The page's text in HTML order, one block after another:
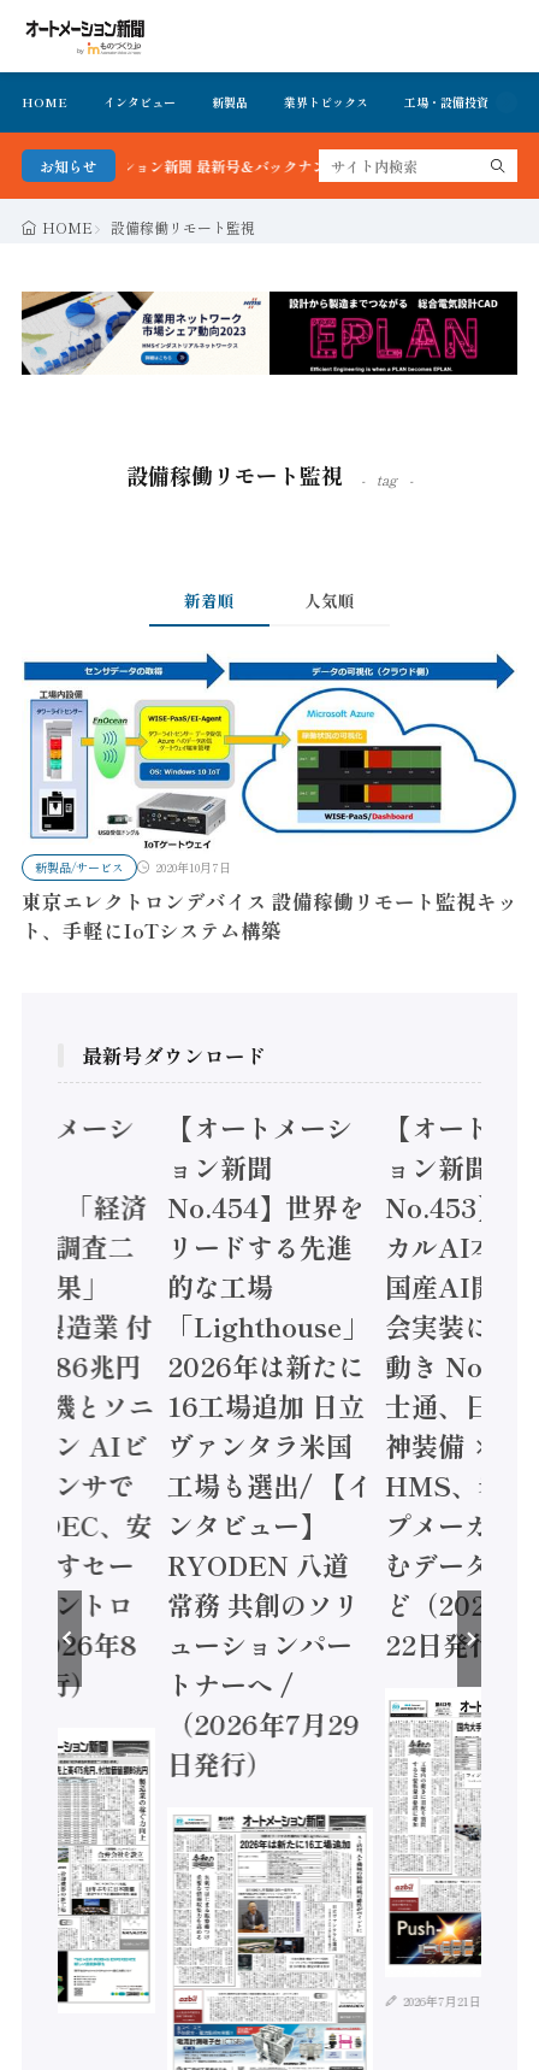
HOME インタビュー 新製品 業界トピックス 工場・設備投資
お知らせ
ートメーション新聞 最新号＆バックナンバーを無料で公開中 詳細はこちら
HOME 設備稼働リモート監視
設備稼働リモート監視 tag
新着順 人気順
新製品/サービス 2020年10月7日
東京エレクトロンデバイス 設備稼働リモート監視キッ
ト、手軽にIoTシステム構築
最新号ダウンロード
トメーシ
】「経済
態調査二
結果」
年製造業 付
額86兆円
電機とソニ
コン AIビ
センサで
/ IDEC、安
かすセー
コントロ
2026年8
発行）
【オートメーシ
ョン新聞
No.454】世界を
リードする先進
的な工場
「Lighthouse」
2026年は新たに
16工場追加 日立
ヴァンタラ米国
工場も選出/ 【イ
ンタビュー】
RYODEN 八道
常務 共創のソリ
ューションパー
トナーへ /
（2026年7月29
日発行）
【オートメ
ョン新聞
No.453】フ
カルAI本格
国産AI開発
会実装に活
動き
士通、日立
神装備 ×
HMS、老舗
プメーカー
むデータ活
ど（2026年
22日発行）
2026年7月21日